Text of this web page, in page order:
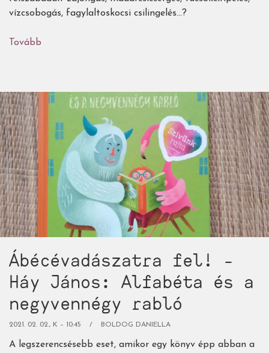
vízcsobogás, fagylaltoskocsi csilingelés...?
Tovább
könyvajánlója
rész:
osztályosoknak)
Ábécévadászatra fel! -
Háy János: Alfabéta és a
negyvennégy rabló
2021. 02. 02., K – 10:45 BOLDOG DANIELLA
A legszerencsésebb eset, amikor egy könyv épp abban a